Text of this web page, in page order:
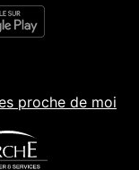
proche de moi